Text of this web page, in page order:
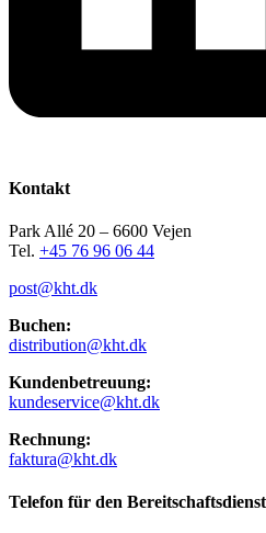
Kontakt
Park Allé 20 – 6600 Vejen
Tel. +45 76 96 06 44
post@kht.dk
Buchen:
distribution@kht.dk
Kundenbetreuung:
kundeservice@kht.dk
Rechnung:
faktura@kht.dk
Telefon für den Bereitschaftsdienst